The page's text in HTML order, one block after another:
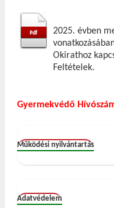
2025. évben
Okirathoz
Feltételek.
Gyermekvédő
Működési nyilvántartás
Adatvédelem